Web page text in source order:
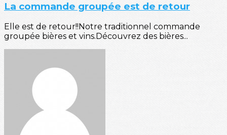
La commande groupée est de retour
Elle est de retour!!Notre traditionnel commande
groupée bières et vins.Découvrez des bières...